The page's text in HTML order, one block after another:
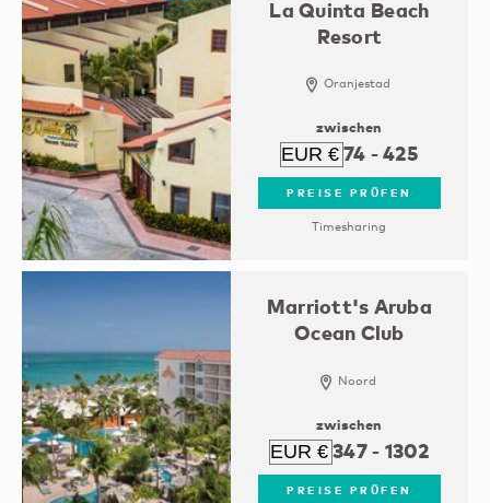
La Quinta Beach
Resort
Oranjestad
zwischen
74 -425
PREISE PRÜFEN
Timesharing
Marriott's Aruba
Ocean Club
Noord
zwischen
347- 1302
PREISE PRÜFEN